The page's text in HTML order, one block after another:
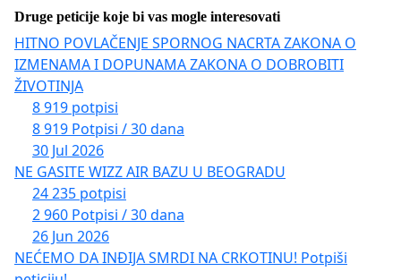
Druge peticije koje bi vas mogle interesovati
HITNO POVLAČENJE SPORNOG NACRTA ZAKONA O
IZMENAMA I DOPUNAMA ZAKONA O DOBROBITI
ŽIVOTINJA
8 919 potpisi
8 919 Potpisi / 30 dana
30 Jul 2026
NE GASITE WIZZ AIR BAZU U BEOGRADU
24 235 potpisi
2 960 Potpisi / 30 dana
26 Jun 2026
NEĆEMO DA INĐIJA SMRDI NA CRKOTINU! Potpiši